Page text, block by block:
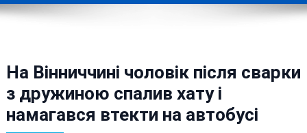
На Вінниччині чоловік після сварки
з дружиною спалив хату і
намагався втекти на автобусі